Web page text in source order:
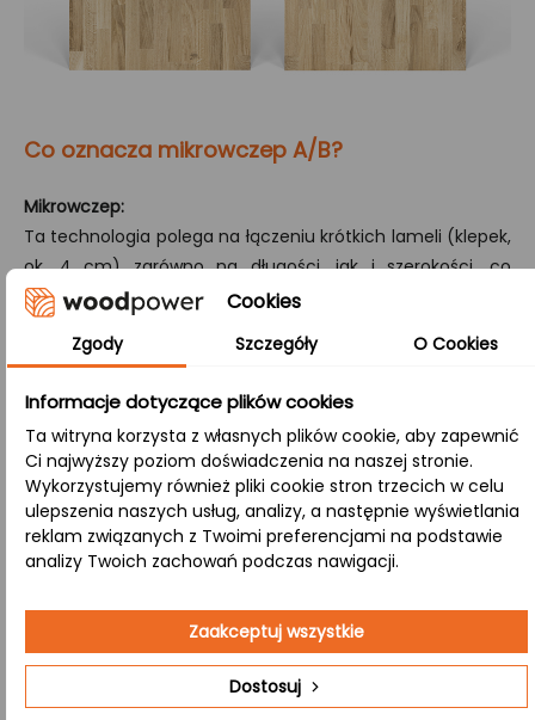
Co oznacza mikrowczep A/B?
Mikrowczep:
Ta technologia polega na łączeniu krótkich lameli (klepek,
ok. 4 cm) zarówno na długości, jak i szerokości, co
zapewnia produktowi wyjątkową stabilność oraz wysoką
A/B:
Klasa, w której strona A (góra) prezentuje powierzchnię
bez sęków, a strona B (dół) eksponuje naturalne sęki,
różnorodną kolorystykę i subtelne przebarwienia.
Zastosowanie:
Kuchnia– Blat, który łączy funkcjonalność z
naturalnym stylem, dodając ciepła i trwałości
każdemu wnętrzu, gdzie gotowanie staje się
przyjemnością.
Cookies
Zgody Szczegóły O Cookies
Informacje dotyczące plików cookies
Ta witryna korzysta z własnych plików cookie, aby zapewnić
Ci najwyższy poziom doświadczenia na naszej stronie.
Wykorzystujemy również pliki cookie stron trzecich w celu
ulepszenia naszych usług, analizy, a następnie wyświetlania
reklam związanych z Twoimi preferencjami na podstawie
analizy Twoich zachowań podczas nawigacji.
Dostosuj
Zaakceptuj wszystkie